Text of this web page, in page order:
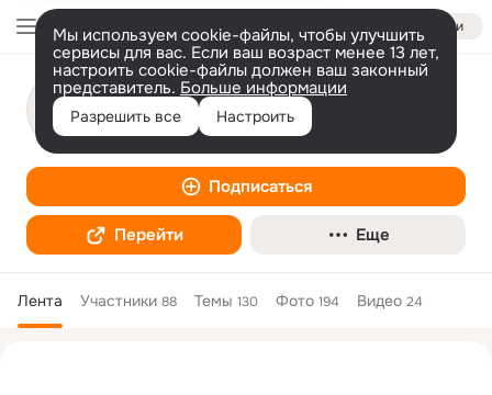
Войти
Мы используем cookie-файлы, чтобы улучшить
сервисы для вас. Если ваш возраст менее 13 лет,
настроить cookie-файлы должен ваш законный
представитель. Больше информации
Разрешить все Настроить
Винзавод «Долина»
Производство
Подписаться
Перейти Еще
Лента Участники 88 Темы 130 Фото 194 Видео 24